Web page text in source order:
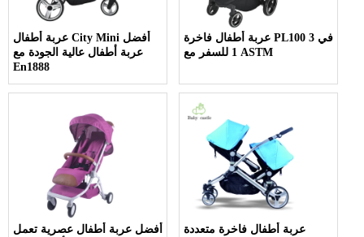
عربة أطفال City Mini أفضل
عربة أطفال عالية الجودة مع
En1888
عربة أطفال فاخرة PL100 3 في
1 للسفر مع ASTM
أفضل عربة أطفال عصرية تعمل
عربة أطفال فاخرة متعددة